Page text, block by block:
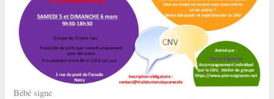
Bébé signe